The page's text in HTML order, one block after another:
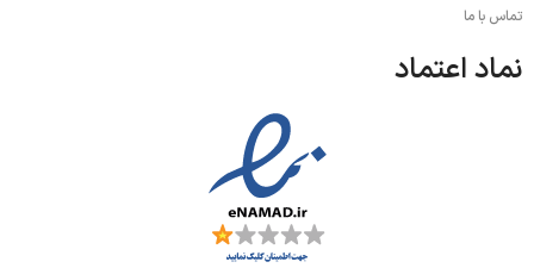
تماس با ما
نماد اعتماد